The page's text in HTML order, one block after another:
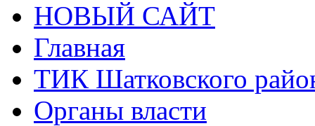
НОВЫЙ САЙТ
Главная
ТИК Шатковского
Органы власти